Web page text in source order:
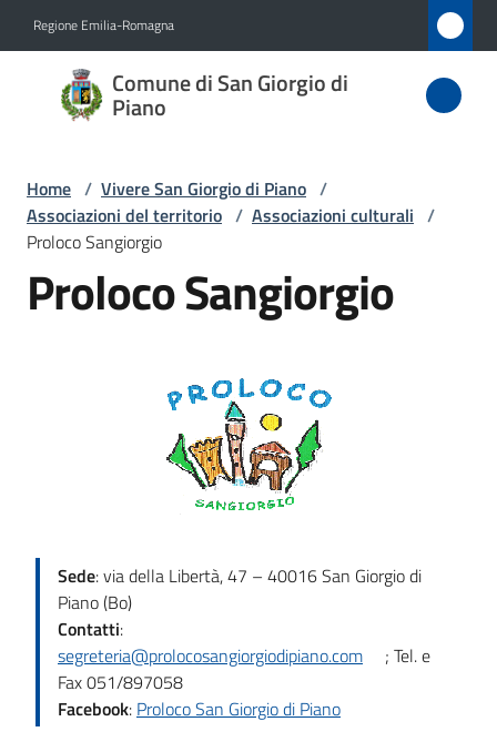
Regione Emilia-Romagna
Comune di San Giorgio di
Piano
Comune
di San
di Piano
Amministrazione
Piano
Menu selezionato
Amministrazione
Trasparente
Home / Vivere San Giorgio di Piano /
Associazioni del territorio / Associazioni culturali /
Proloco Sangiorgio
Proloco Sangiorgio
Sede: via della Libertà, 47 – 40016 San Giorgio di
Piano (Bo)
Contatti:
segreteria@prolocosangiorgiodipiano.com
; Tel. e
Fax 051/897058
Facebook: Proloco San Giorgio di Piano